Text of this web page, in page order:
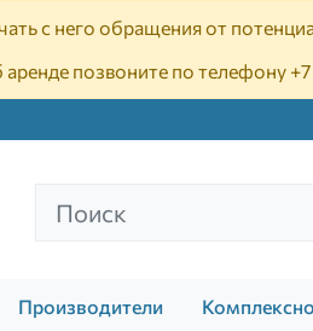
с него обращения от
позвоните по телефону
Производители